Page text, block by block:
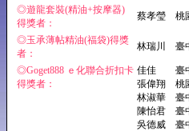
◎遊龍套裝(精油+按摩器)
得獎者：
蔡孝瑩 桃
◎玉承薄帖精油(福袋)得獎
者：
林瑞川 臺
◎Goget888 ｅ化聯合折扣卡
得獎者：
佳佳 臺
張偉翔
林淑華 臺
陳怡君 臺
吳德威 臺